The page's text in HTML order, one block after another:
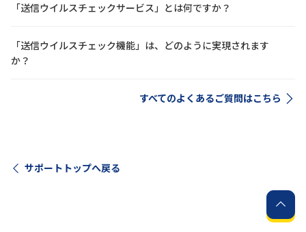
「送信ウイルスチェックサービス」とは何ですか？
「送信ウイルスチェック機能」は、どのように実現されます
か？
すべてのよくあるご質問はこちら
サポートトップへ戻る